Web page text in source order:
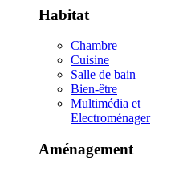
Habitat
Chambre
Cuisine
Salle de bain
Bien-être
Multimédia et
Electroménager
Aménagement